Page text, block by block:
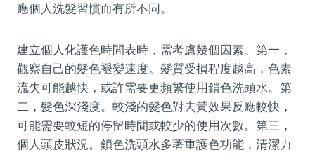
應個人洗髮習慣而有所不同。
建立個人化護色時間表時，需考慮幾個因素。第一，
觀察自己的髮色褪變速度。髮質受損程度越高，色素
流失可能越快，或許需要更頻繁使用鎖色洗頭水。第
二，髮色深淺度。較淺的髮色對去黃效果反應較快，
可能需要較短的停留時間或較少的使用次數。第三，
個人頭皮狀況。鎖色洗頭水多著重護色功能，清潔力